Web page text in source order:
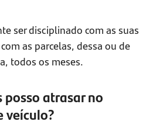
ser disciplinado com as suas
as parcelas, dessa ou de
todos os meses.
atrasar no
veículo?